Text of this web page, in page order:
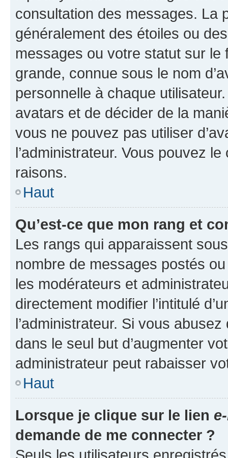
consultation des messages. La
généralement des étoiles ou
messages ou votre statut sur
grande, connue sous le nom
personnelle à chaque utilisateur.
avatars et de décider de la
vous ne pouvez pas utiliser
l’administrateur. Vous pouvez
raisons.
Haut
Qu’est-ce que mon rang et
Les rangs qui apparaissent
nombre de messages postés
les modérateurs et
directement modifier l’intitulé
l’administrateur. Si vous
dans le seul but d’augmenter
administrateur peut rabaisser
Haut
Lorsque je clique sur le lien
demande de me connecter ?